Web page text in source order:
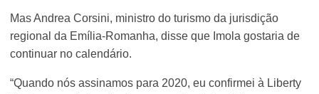
Mas Andrea Corsini, ministro do turismo da jurisdição
regional da Emília-Romanha, disse que Imola gostaria de
continuar no calendário.
“Quando nós assinamos para 2020, eu confirmei à Liberty